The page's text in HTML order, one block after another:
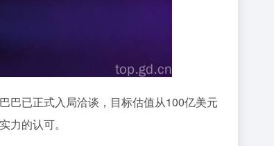
巴已正式入局洽谈，目标估值从100亿美元
的认可。